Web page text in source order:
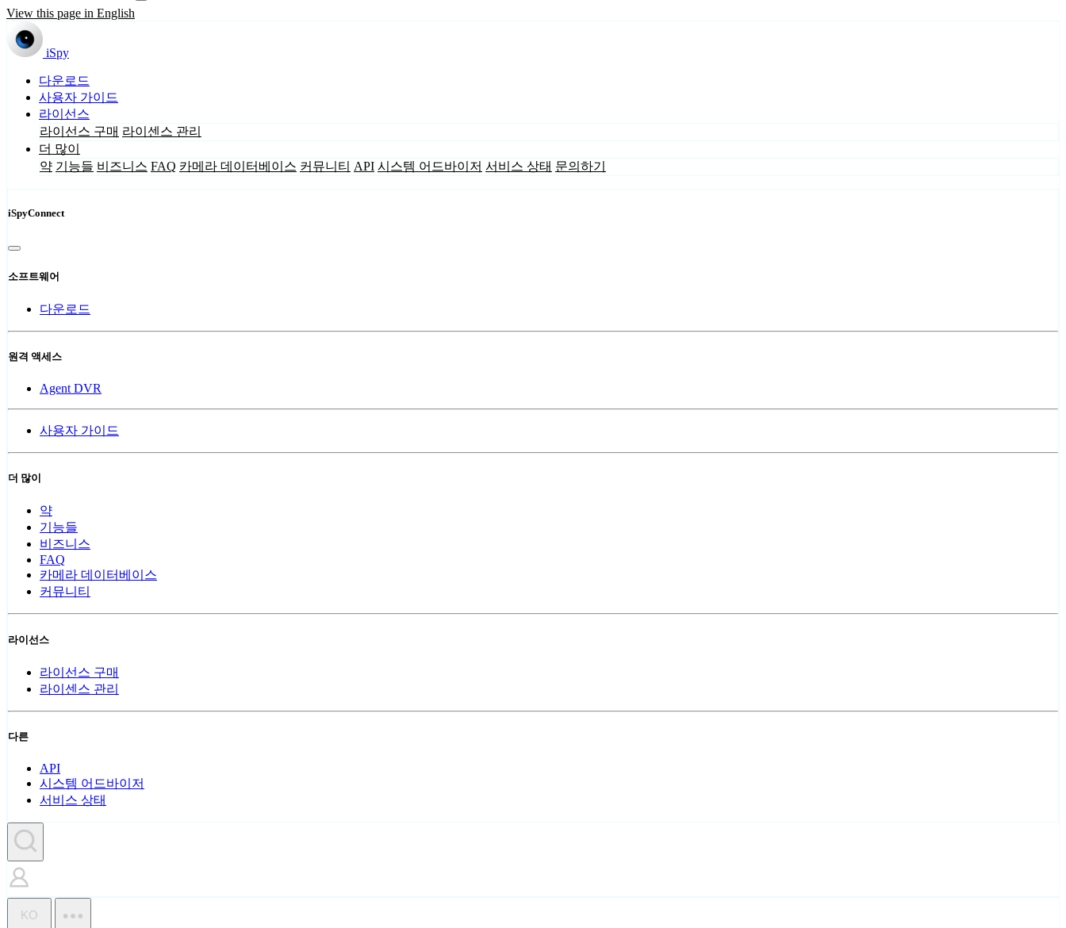
View this page in English
iSpy
다운로드
사용자 가이드
라이선스
라이선스 구매 라이센스 관리
더 많이
약 기능들 비즈니스 FAQ 카메라 데이터베이스 커뮤니티 API 시스템 어드바이저 서비스 상태 문의하기
iSpyConnect
소프트웨어
다운로드
원격 액세스
Agent DVR
사용자 가이드
더 많이
약
기능들
비즈니스
FAQ
카메라 데이터베이스
커뮤니티
라이선스
라이선스 구매
라이센스 관리
다른
API
시스템 어드바이저
서비스 상태
KO